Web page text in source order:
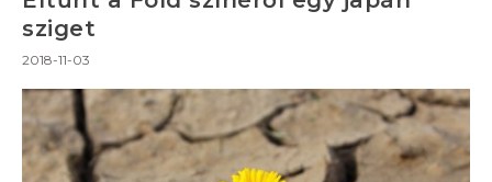
sziget
2018-11-03